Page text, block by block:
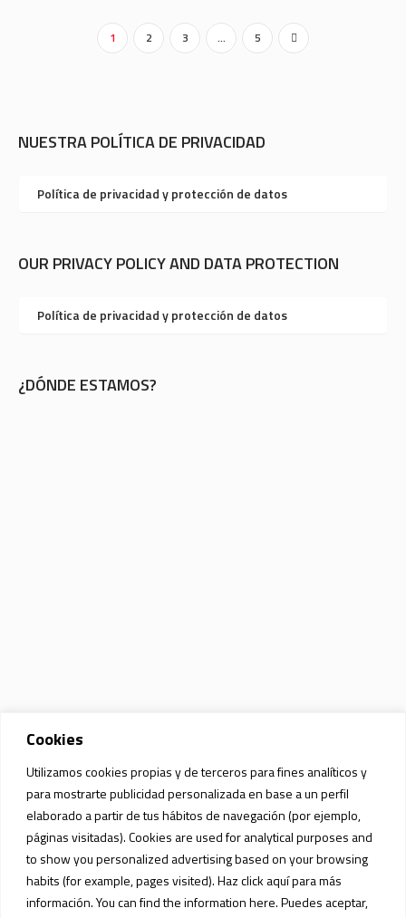
Cookies
Utilizamos cookies propias y de terceros para fines analíticos y
para mostrarte publicidad personalizada en base a un perfil
elaborado a partir de tus hábitos de navegación (por ejemplo,
páginas visitadas). Cookies are used for analytical purposes and
to show you personalized advertising based on your browsing
habits (for example, pages visited). Haz click aquí para más
información. You can find the information here. Puedes aceptar,
1 2 3 … 5
NUESTRA POLÍTICA DE PRIVACIDAD
Política de privacidad y protección de datos
OUR PRIVACY POLICY AND DATA PROTECTION
Política de privacidad y protección de datos
¿DÓNDE ESTAMOS?